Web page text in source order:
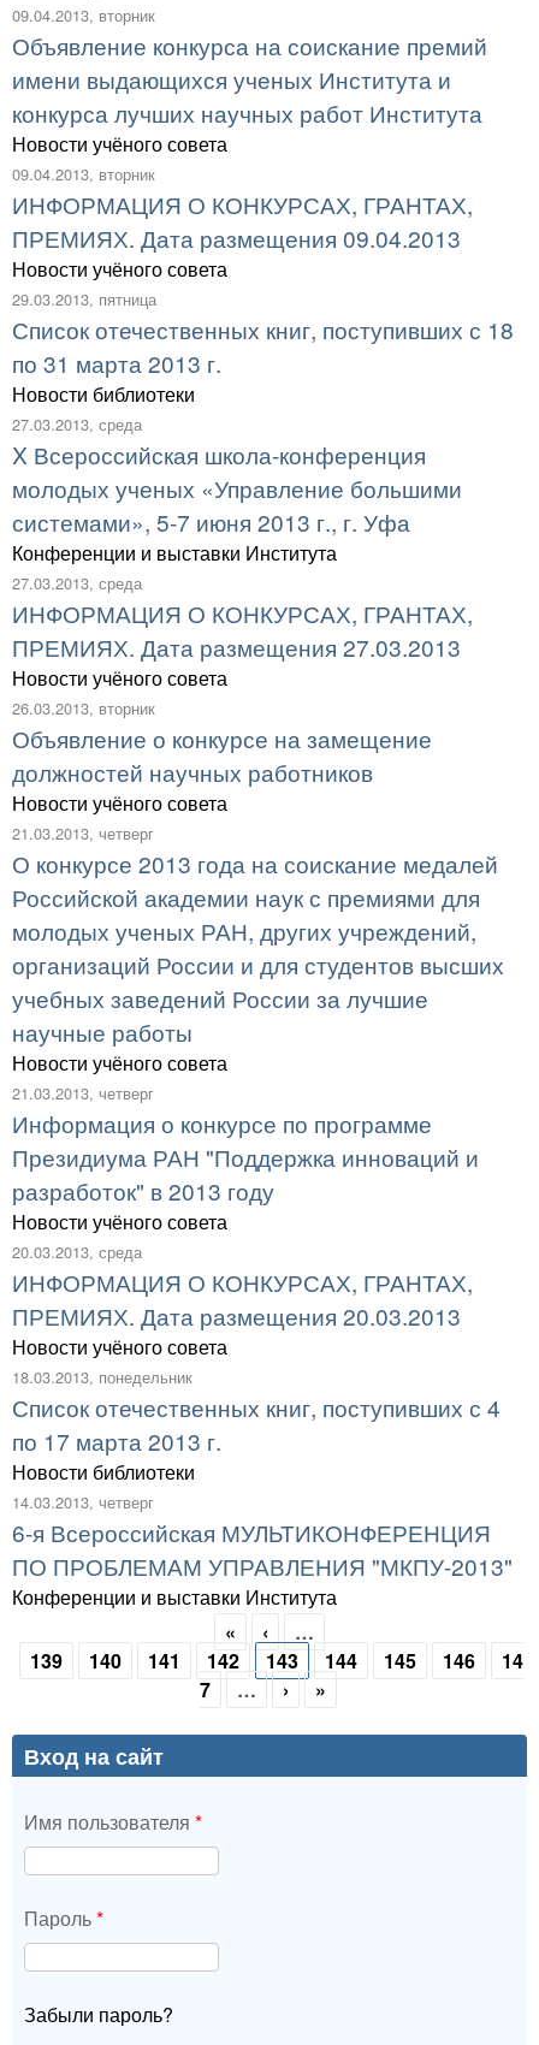
09.04.2013, вторник
Объявление конкурса на соискание премий
имени выдающихся ученых Института и
конкурса лучших научных работ Института
Новости учёного совета
09.04.2013, вторник
ИНФОРМАЦИЯ О КОНКУРСАХ, ГРАНТАХ,
ПРЕМИЯХ. Дата размещения 09.04.2013
Новости учёного совета
29.03.2013, пятница
Список отечественных книг, поступивших с 18
по 31 марта 2013 г.
Новости библиотеки
27.03.2013, среда
X Всероссийская школа-конференция
молодых ученых «Управление большими
системами», 5-7 июня 2013 г., г. Уфа
Конференции и выставки Института
27.03.2013, среда
ИНФОРМАЦИЯ О КОНКУРСАХ, ГРАНТАХ,
ПРЕМИЯХ. Дата размещения 27.03.2013
Новости учёного совета
26.03.2013, вторник
Объявление о конкурсе на замещение
должностей научных работников
Новости учёного совета
21.03.2013, четверг
О конкурсе 2013 года на соискание медалей
Российской академии наук с премиями для
молодых ученых РАН, других учреждений,
организаций России и для студентов высших
учебных заведений России за лучшие
научные работы
Новости учёного совета
21.03.2013, четверг
Информация о конкурсе по программе
Президиума РАН "Поддержка инноваций и
разработок" в 2013 году
Новости учёного совета
20.03.2013, среда
ИНФОРМАЦИЯ О КОНКУРСАХ, ГРАНТАХ,
ПРЕМИЯХ. Дата размещения 20.03.2013
Новости учёного совета
18.03.2013, понедельник
Список отечественных книг, поступивших с 4
по 17 марта 2013 г.
Новости библиотеки
14.03.2013, четверг
6-я Всероссийская МУЛЬТИКОНФЕРЕНЦИЯ
ПО ПРОБЛЕМАМ УПРАВЛЕНИЯ "МКПУ-2013"
Конференции и выставки Института
Страницы
« ‹
…
139
140 141 142 143 144 145 146
14
7
… › »
Вход на сайт
Имя пользователя *
Пароль*
Забыли пароль?